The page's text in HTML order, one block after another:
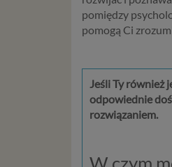
pomiędzy
pomogą Ci
Jeśli Ty również
odpowiednie
rozwiązaniem.